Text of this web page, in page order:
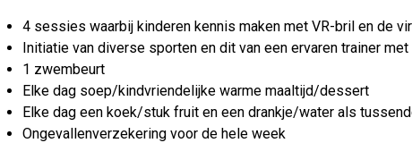
4 sessies waarbij kinderen kennis maken met VR-bril en de
Initiatie van diverse sporten en dit van een ervaren trainer
1 zwembeurt
Elke dag soep/kindvriendelijke warme maaltijd/dessert
Elke dag een koek/stuk fruit en een drankje/water als
Ongevallenverzekering voor de hele week